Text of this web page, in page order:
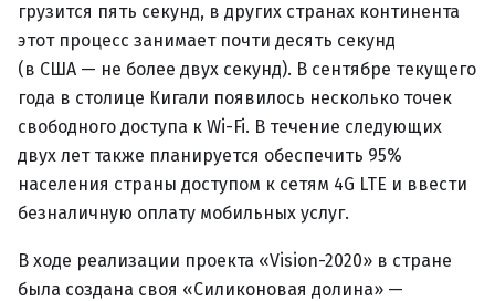
грузится пять секунд, в других странах континента
этот процесс занимает почти десять секунд
(в США — не более двух секунд). В сентябре текущего
года в столице Кигали появилось несколько точек
свободного доступа к Wi-Fi. В течение следующих
двух лет также планируется обеспечить 95%
населения страны доступом к сетям 4G LTE и ввести
безналичную оплату мобильных услуг.
В ходе реализации проекта «Vision-2020» в стране
была создана своя «Силиконовая долина» —